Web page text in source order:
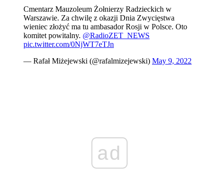
Cmentarz Mauzoleum Żołnierzy Radzieckich w
Warszawie. Za chwilę z okazji Dnia Zwycięstwa
wieniec złożyć ma tu ambasador Rosji w Polsce. Oto
komitet powitalny. @RadioZET_NEWS
pic.twitter.com/0NjWT7eTJn
— Rafał Miżejewski (@rafalmizejewski) May 9, 2022
ad